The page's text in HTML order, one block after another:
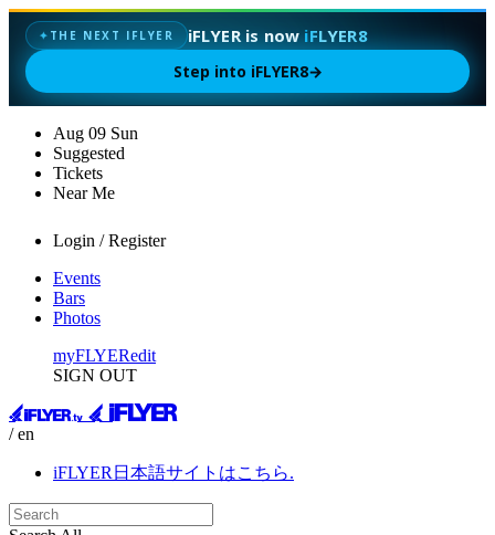
✦ THE NEXT IFLYER iFLYER is nowiFLYER8
Step into iFLYER8→
Aug 09 Sun
Suggested
Tickets
Near Me
Login / Register
Events
Bars
Photos
myFLYERedit
SIGN OUT
/ en
iFLYER日本語サイトはこちら.